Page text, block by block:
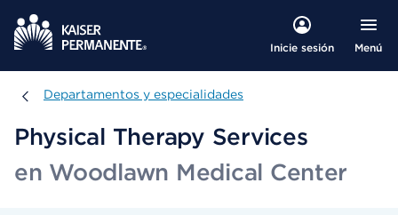
Inicie sesión Menú
Departamentos y especialidades
Departamentos y especialidades
Physical Therapy Services
en Woodlawn Medical Center